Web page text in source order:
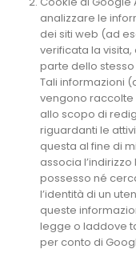
analizzare le
dei siti web (ad
verificata la
parte dello
Tali informazioni
vengono raccolte
allo scopo di
riguardanti le
questa al fine di
associa
possesso né
l’identità di un
queste
legge o laddove
per conto di